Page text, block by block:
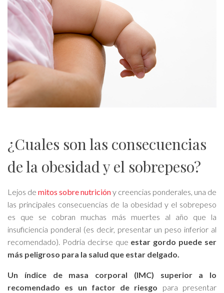
¿Cuales son las consecuencias
de la obesidad y el sobrepeso?
Lejos de mitos sobre nutricióny creencias ponderales, una de
las principales consecuencias de la obesidad y el sobrepeso
es que se cobran muchas más muertes al año que la
insuficiencia ponderal (es decir, presentar un peso inferior al
recomendado). Podría decirse que estar gordo puede ser
más peligroso para la salud que estar delgado.
Un índice de masa corporal (IMC) superior a lo
recomendado es un factor de riesgo para presentar